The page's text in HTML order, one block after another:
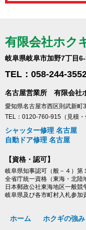
有限会社ホク
岐阜県岐阜市加野7丁目
TEL：058-244-
名古屋営業所 有限会社
愛知県名古屋市西区則武新町
TEL：0120-760-915（見積・
シャッター修理 名古屋
自動ドア修理 名古屋
【資格・認可】
岐阜県知事認可（般－４）第
全省庁統一資格（東海・北
日本郵政公社東海地区一般競
岐阜県及び各市町村入札参加
ホーム ホクギの強み